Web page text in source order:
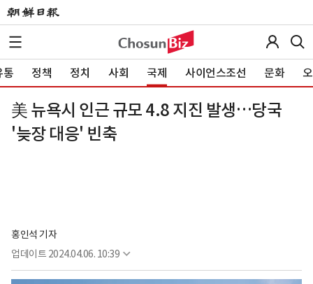
통 정책 정치 사회 국제 사이언스조선 문화
美 뉴욕시 인근 규모 4.8 지진 발생…당국
'늦장 대응' 빈축
홍인석 기자
업데이트 2024.04.06. 10:39